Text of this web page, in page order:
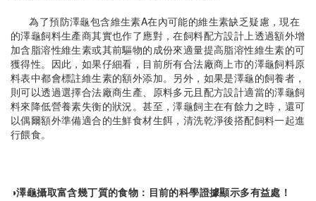
為了預防澤龜包含維生素A在內可能的維生素缺乏疑慮，現在
的澤龜飼料生產商其實也作了應對，在飼料配方設計上透過額外增
加含脂溶性維生素或其前驅物的成份來適量提高脂溶性維生素的可
獲得性。因此，如果仔細看，目前所有合法廠商上市的澤龜飼料原
料表中都會標註維生素的額外添加。另外，如果是澤龜的飼養者，
則可以透過選擇合法廠商生產、原料多元且配方設計適當的澤龜飼
料來降低營養素失衡的狀況。甚至，澤龜飼主在有餘力之時，還可
以偶爾額外準備適合的生鮮食材生餌，清洗乾淨後搭配飼料一起進
行餵食。
◑澤龜攝取富含幾丁質的食物：目前的科學證據顯示多有益處！